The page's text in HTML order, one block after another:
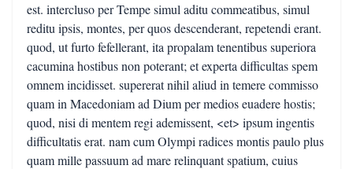
est. intercluso per Tempe simul aditu commeatibus, simul
reditu ipsis, montes, per quos descenderant, repetendi erant.
quod, ut furto fefellerant, ita propalam tenentibus superiora
cacumina hostibus non poterant; et experta difficultas spem
omnem incidisset. supererat nihil aliud in temere commisso
quam in Macedoniam ad Dium per medios euadere hostis;
quod, nisi di mentem regi ademissent, <et> ipsum ingentis
difficultatis erat. nam cum Olympi radices montis paulo plus
quam mille passuum ad mare relinquant spatium, cuius